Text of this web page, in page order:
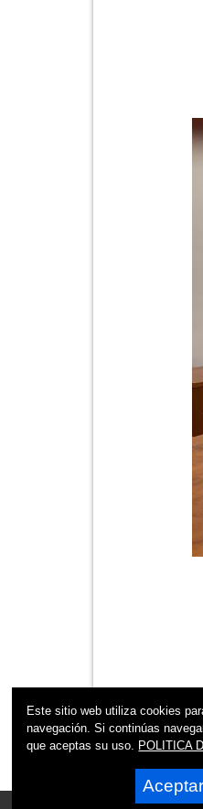
Este sitio web utiliza cookies
navegación. Si continúas
que aceptas su uso. POLITICA
Aceptar